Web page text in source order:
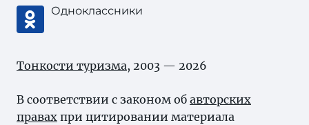
Одноклассники
Тонкости туризма, 2003 — 2026
В соответствии с законом об авторских
правах при цитировании материала